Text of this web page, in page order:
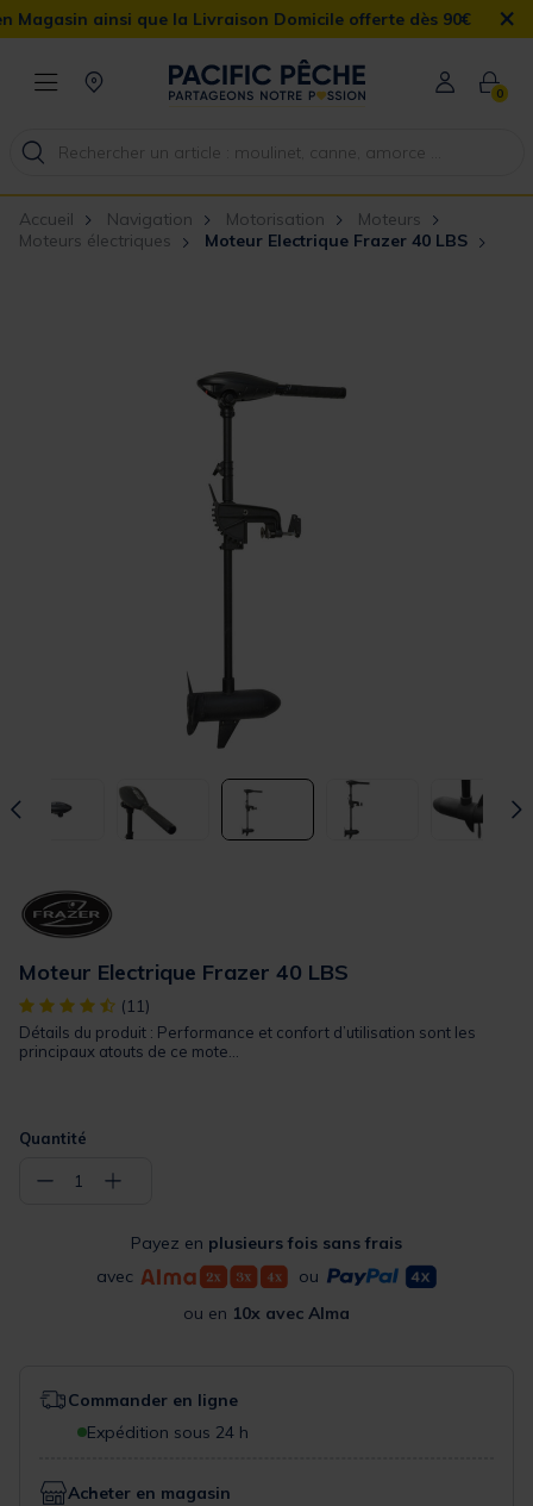
ainsi que la Livraison Domicile offerte dès 90€ ×
0
Accueil Navigation Motorisation
Moteurs
Moteurs électriques
Moteur Electrique Frazer 40 LBS
Moteur Electrique Frazer 40 LBS
[object Object] out of 5 Customer Rating
(11)
Détails du produit : Performance et confort d’utilisation sont les
principaux atouts de ce mote...
Quantité
− 1 +
Payez en plusieurs fois sans frais
avec
ou
ou en 10x avec Alma
Commander en ligne
Expédition sous 24 h
Acheter en magasin